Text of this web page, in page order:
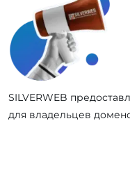
SILVERWEB
для владельцев